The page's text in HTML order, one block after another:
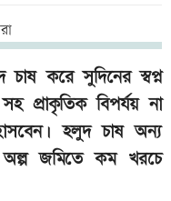
করে সুদিনের স্বপ্ন
প্রাকৃতিক বিপর্যয় না
হলুদ চাষ অন্য
জমিতে কম খরচে